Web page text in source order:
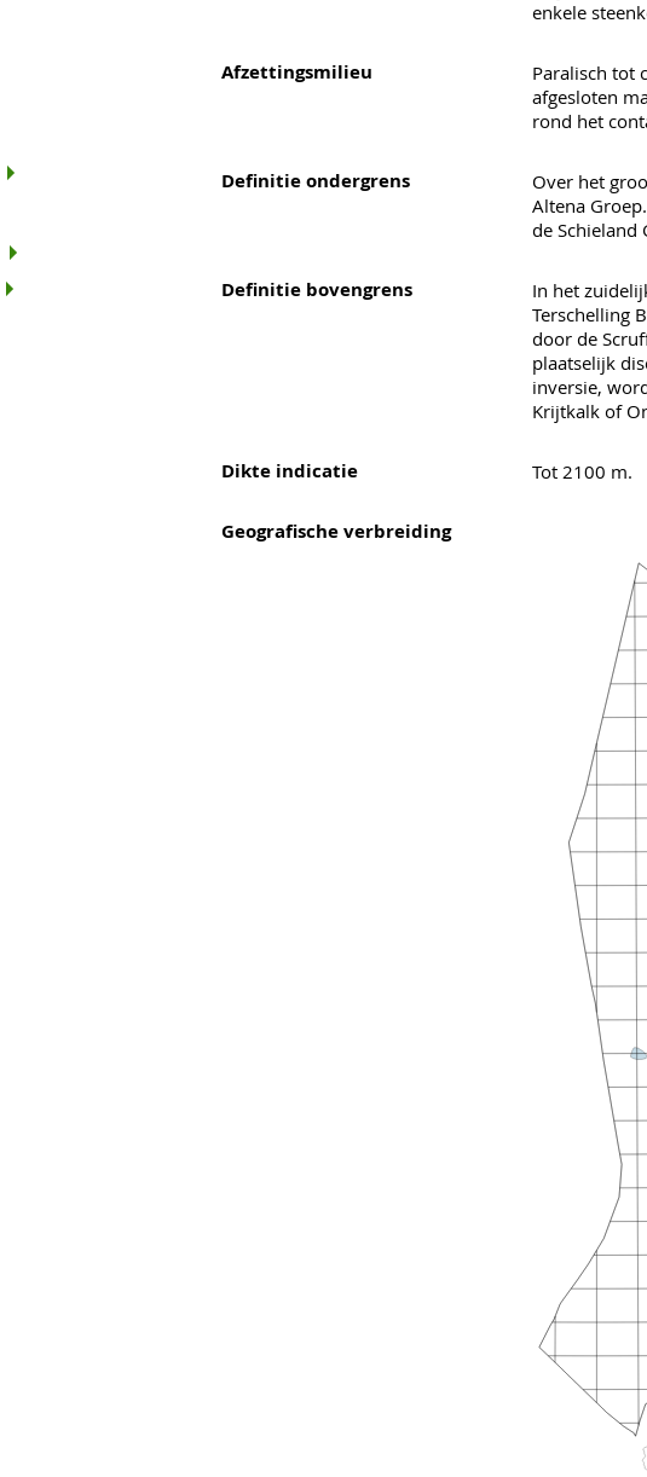
enkele
Afzettingsmilieu
Paralisch tot
afgesloten
rond het
Definitie ondergrens
Over het
Altena
de Schieland
Definitie bovengrens
In het
Terschelling
door de
plaatselijk
inversie,
Krijtkalk of
Dikte indicatie Tot 2100 m.
Geografische verbreiding